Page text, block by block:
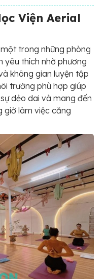
Viện Aerial
trong những phòng
yêu thích nhờ phương
không gian luyện tập
trường phù hợp giúp
dẻo dai và mang đến
giờ làm việc căng